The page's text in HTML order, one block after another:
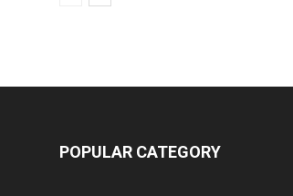
POPULAR CATEGORY